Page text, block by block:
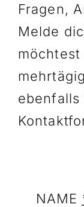
Fragen,
Melde
möchtest
ebenfalls
NAME